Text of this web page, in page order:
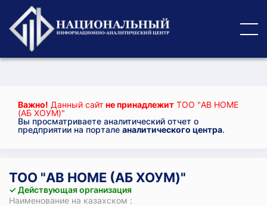
Важно! Данный сайт не принадлежит ТОО "AB HOME
(АБ ХОУМ)"
Вы просматриваете аналитический отчет о
предприятии на портале аналитического центра.
ТОО "AB HOME (АБ ХОУМ)"
✓ Действующая организация
Наименование на казахском :